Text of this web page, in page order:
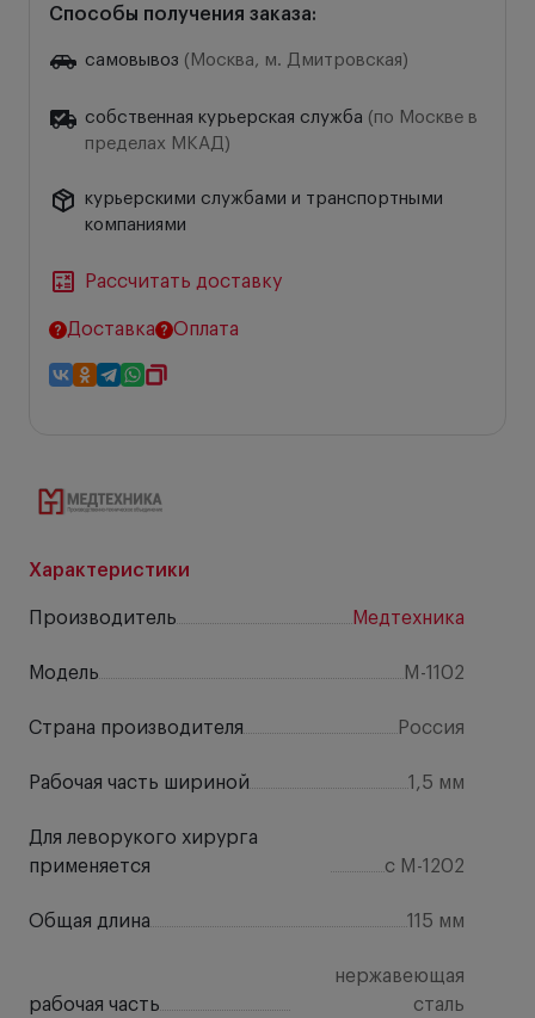
Характеристики
Производитель Медтехника
Модель M-1102
Страна производителя Россия
Рабочая часть шириной 1,5 мм
Для леворукого хирурга
применяется
с M-1202
Общая длина 115 мм
рабочая часть
нержавеющая
сталь
Способы получения заказа:
самовывоз (Москва, м. Дмитровская)
собственная курьерская служба (по Москве в
пределах МКАД)
курьерскими службами и транспортными
компаниями
Рассчитать доставку
Доставка Оплата